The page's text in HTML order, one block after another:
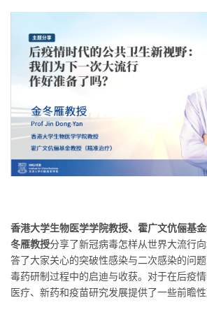
香港大学生物医学学院教授、霍广文伉俪基
冬雁教授分享了新冠病毒怎样从世界大流行
答了大家关心的突破性感染与二次感染的问
毒药研制过程中的启迪与收获。对于在后疫情
医疗、新药和疫苗研究发展提供了一些前瞻性